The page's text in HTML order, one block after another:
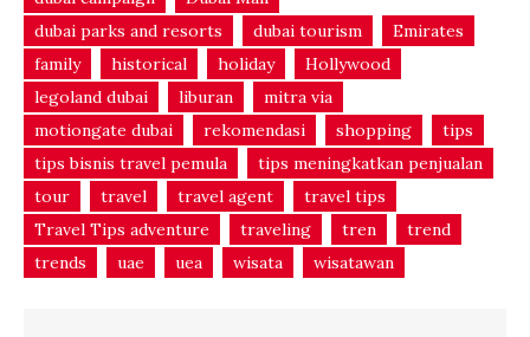
dubai parks and resorts
dubai tourism
Emirates
family
historical holiday
Hollywood
legoland dubai
liburan
mitra via
motiongate dubai
rekomendasi shopping
tips
tips bisnis travel pemula
tips meningkatkan penjualan
tour
travel travel agent
travel tips
Travel Tips adventure
traveling tren
trend
trends
uae uea wisata wisatawan